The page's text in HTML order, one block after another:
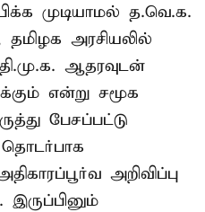
முடியாமல் த.வெ.க.
தமிழக அரசியலில்
ஆதரவுடன்
என்று சமூக
பேசப்பட்டு
அறிவிப்பு